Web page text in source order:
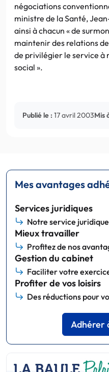
négociations
ministre de la Santé,
ainsi à chacun « de
maintenir des relations
de privilégier le service à
social ».
Publié le : 17 avril 2003Mis
Mes avantages
Services juridiques
Notre service
Mieux travailler
Profitez de nos
Gestion du cabinet
Faciliter votre
Profiter de vos loisirs
Des réductions pour
Adhérer